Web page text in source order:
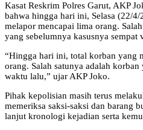
Kasat Reskrim Polres Garut, AKP
bahwa hingga hari ini, Selasa (22/
melapor mencapai lima orang.
yang sebelumnya kasusnya sempat
“Hingga hari ini, total korban yang
orang. Salah satunya adalah
waktu lalu,” ujar AKP Joko.
Pihak kepolisian masih terus
memeriksa saksi-saksi dan barang
lanjut kronologi kejadian serta